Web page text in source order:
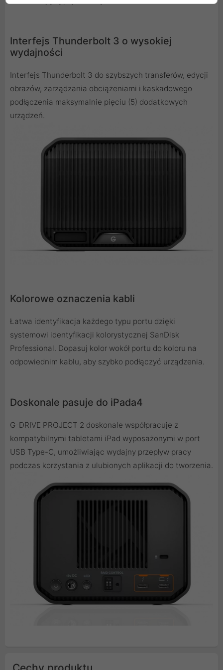
Interfejs Thunderbolt 3 o wysokiej
wydajności
Interfejs Thunderbolt 3 do szybszych transferów, edycji
obrazów, zarządzania obciążeniami i kaskadowego
podłączenia maksymalnie pięciu (5) dodatkowych
urządzeń.
Kolorowe oznaczenia kabli
Łatwa identyfikacja każdego typu portu dzięki
systemowi identyfikacji kolorystycznej SanDisk
Professional. Dopasuj kolor wokół portu do koloru na
odpowiednim kablu, aby szybko podłączyć urządzenia.
Doskonale pasuje do iPada4
G-DRIVE PROJECT 2 doskonale współpracuje z
kompatybilnymi tabletami iPad wyposażonymi w port
USB Type-C, umożliwiając wydajny przepływ pracy
podczas korzystania z ulubionych aplikacji do tworzenia.